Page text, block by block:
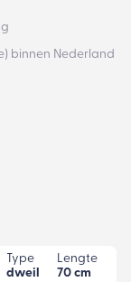
Type
dweil
Lengte
70 cm
binnen Nederland